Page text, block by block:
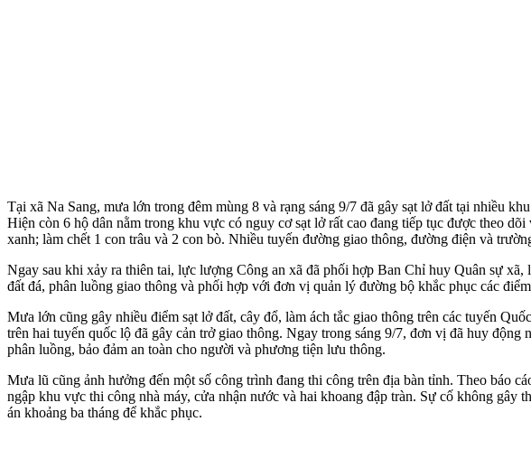
Tại xã Na Sang, mưa lớn trong đêm mùng 8 và rạng sáng 9/7 đã gây sạt lở đất tại nhiều
Hiện còn 6 hộ dân nằm trong khu vực có nguy cơ sạt lở rất cao đang tiếp tục được theo
xanh; làm chết 1 con trâu và 2 con bò. Nhiều tuyến đường giao thông, đường điện và
Ngay sau khi xảy ra thiên tai, lực lượng Công an xã đã phối hợp Ban Chỉ huy Quân sự
đất đá, phân luồng giao thông và phối hợp với đơn vị quản lý đường bộ khắc phục các
Mưa lớn cũng gây nhiều điểm sạt lở đất, cây đổ, làm ách tắc giao thông trên các tuyến
trên hai tuyến quốc lộ đã gây cản trở giao thông. Ngay trong sáng 9/7, đơn vị đã huy
phân luồng, bảo đảm an toàn cho người và phương tiện lưu thông.
Mưa lũ cũng ảnh hưởng đến một số công trình đang thi công trên địa bàn tỉnh. Theo báo
ngập khu vực thi công nhà máy, cửa nhận nước và hai khoang đập tràn. Sự cố không
án khoảng ba tháng để khắc phục.